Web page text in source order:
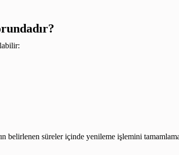
belirlenen süreler içinde yenileme işlemini